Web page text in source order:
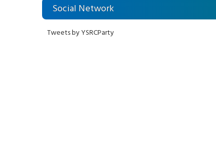
Social Network
Tweets by YSRCParty